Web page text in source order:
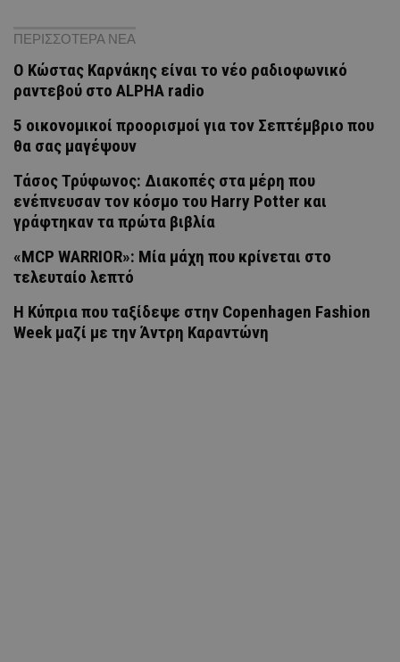
ΠΕΡΙΣΣΟΤΕΡΑ ΝΕΑ
Ο Κώστας Καρνάκης είναι το νέο ραδιοφωνικό
ραντεβού στο ALPHA radio
5 οικονομικοί προορισμοί για τον Σεπτέμβριο που
θα σας μαγέψουν
Τάσος Τρύφωνος: Διακοπές στα μέρη που
ενέπνευσαν τον κόσμο του Harry Potter και
γράφτηκαν τα πρώτα βιβλία
«MCP WARRIOR»: Μία μάχη που κρίνεται στο
τελευταίο λεπτό
Η Κύπρια που ταξίδεψε στην Copenhagen Fashion
Week μαζί με την Άντρη Καραντώνη